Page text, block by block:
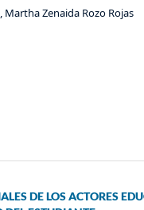
Zenaida Rozo Rojas
DE LOS ACTORES